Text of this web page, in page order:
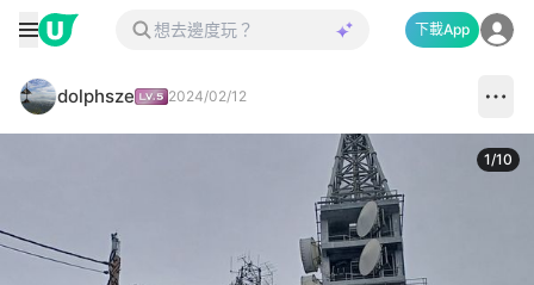
下載App
dolphsze 2024/02/12
1/10